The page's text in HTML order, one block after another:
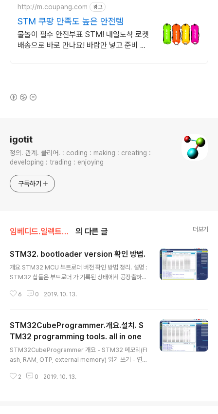
http://m.coupang.com 광고
STM 쿠팡 만족도 높은 안전템
물놀이 필수 안전부표 STM! 내일도착 로켓
배송으로 바로 만나요! 바람만 넣고 준비 끝!
igotit
정의. 관계. 클리어. : coding : making : creating :
developing : trading : enjoying
구독하기
임베디드.일렉트로닉스/STM32 의 다른 글 더보기
STM32. bootloader version 확인 방법.
개요 STM32 MCU 부트로더 버전 확인 방법 정리. 설명 :
STM32 칩들은 부트로더 가 기록된 상태에서 공장출하된
규 버전이 적용 된 칩이 생산된다. 즉 부트로더 버전에 따라
인해봐야 함. STM32. bootloader version 확인 방법.
단계1. STM32 칩의 부트로더 버전 기록된 메모리 주소
알아내기 STM32 의 부트로더 버전 정보는 플레시 메모
리의 지정된 특정 주소에 기록되어있다. STM32 칩 별로
부트로더 버전이 기록된 주소는 다르며 제조사에서 배포한
문서 AN2606 의 페이지 25 부터 보이는 테이블에서 ..
6 0 2019. 10. 13.
STM32CubeProgrammer.개요.설치. S
TM32 programming tools. all in one
STM32CubeProgrammer 개요 - STM32 메모리(Fl
ash, RAM, OTP, external memory) 읽기 쓰기 - 연결
r (UART, USB DFU, I2C, SPI , CAN )- STM32WB
2 0 2019. 10. 13.